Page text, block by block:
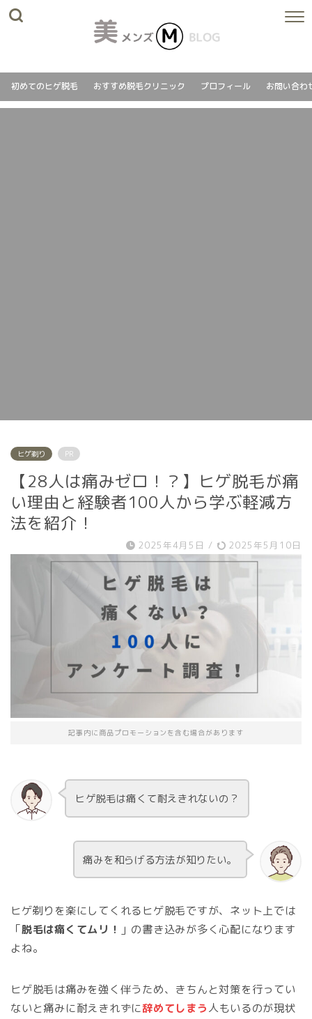
初めてのヒゲ脱毛 おすすめ脱毛クリニック プロフィール お問い合わ
ヒゲ剃り PR
【28人は痛みゼロ！？】ヒゲ脱毛が痛
い理由と経験者100人から学ぶ軽減方
法を紹介！
2025年4月5日 / 2025年5月10日
記事内に商品プロモーションを含む場合があります
ヒゲ脱毛は痛くて耐えきれないの？
痛みを和らげる方法が知りたい。
ヒゲ剃りを楽にしてくれるヒゲ脱毛ですが、ネット上では
「脱毛は痛くてムリ！
」の書き込みが多く心配になります
よね。
ヒゲ脱毛は痛みを強く伴うため、きちんと対策を行ってい
ないと痛みに耐えきれずに辞めてしまう人もいるのが現状